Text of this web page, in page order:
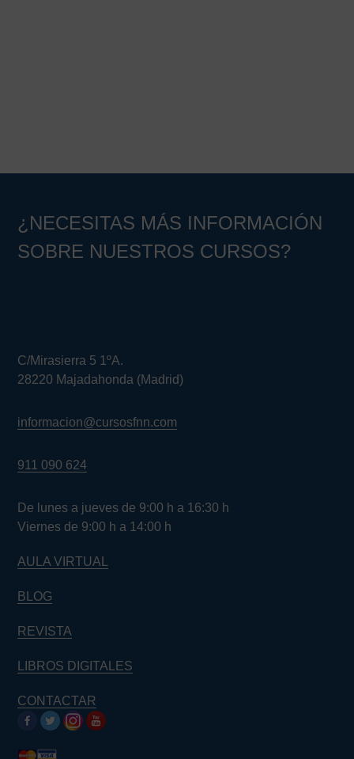
¿NECESITAS MÁS INFORMACIÓN
SOBRE NUESTROS CURSOS?
C/Mirasierra 5 1ºA.
28220 Majadahonda (Madrid)
informacion@cursosfnn.com
911 090 624
De lunes a jueves de 9:00 h a 16:30 h
Viernes de 9:00 h a 14:00 h
AULA VIRTUAL
BLOG
REVISTA
LIBROS DIGITALES
CONTACTAR